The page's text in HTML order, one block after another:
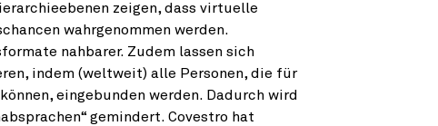
zeigen, dass virtuelle
wahrgenommen werden.
nahbarer. Zudem lassen sich
indem (weltweit) alle Personen, die für
eingebunden werden. Dadurch wird
gemindert. Covestro hat